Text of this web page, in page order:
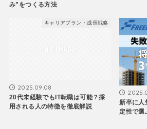
み”をつくる方法
キャリアプラン・成長戦略
2025.09.08
20代未経験でもIT転職は可能？採
用される人の特徴を徹底解説
新卒に人
定性で選